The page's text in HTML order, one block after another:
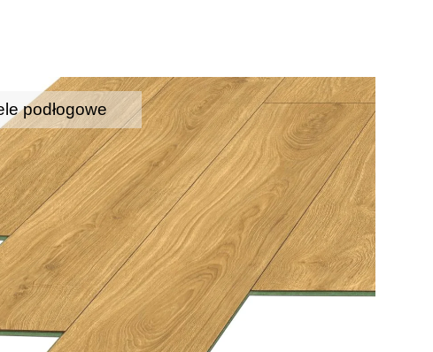
podłogowe